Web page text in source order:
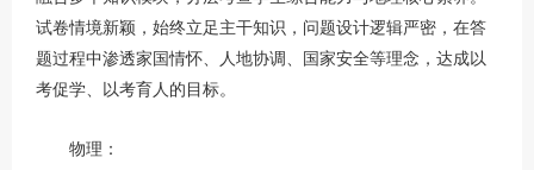
试卷情境新颖，始终立足主干知识，问题设计逻辑严密，在答
题过程中渗透家国情怀、人地协调、国家安全等理念，达成以
考促学、以考育人的目标。
物理：